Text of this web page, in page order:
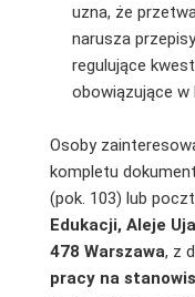
uzna, że
narusza
regulujące
obowiązujące w
Osoby
kompletu
(pok. 103) lub
Edukacji, Aleje
478 Warszawa, z
pracy na